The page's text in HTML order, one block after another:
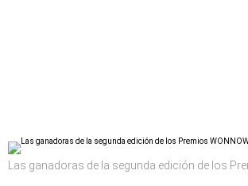
Las ganadoras de la segunda edición de los